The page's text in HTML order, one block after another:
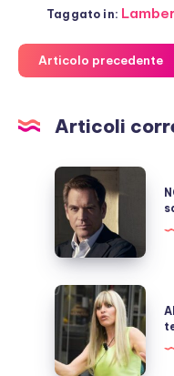
Taggato in:
Articolo precedente
Articoli
NCIS,
torna
Tony
DiNozzo:
cosa
sappiamo
Alessandra
Mussolini,
carriera
televisiva